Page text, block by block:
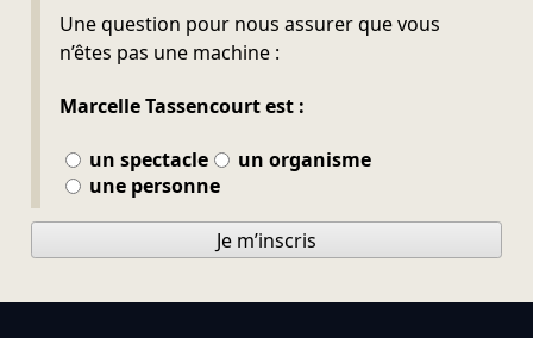
Une question pour nous assurer que vous
n’êtes pas une machine :
Marcelle Tassencourt est :
un spectacle
un organisme
une personne
Ne pas remplir
Je m’inscris